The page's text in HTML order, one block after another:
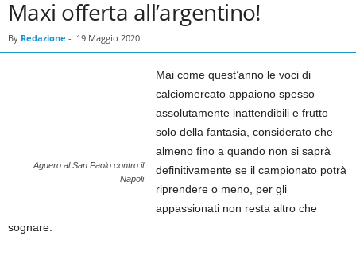
Maxi offerta all’argentino!
By Redazione - 19 Maggio 2020
Aguero al San Paolo contro il
Napoli
Mai come quest’anno le voci di
calciomercato appaiono spesso
assolutamente inattendibili e frutto
solo della fantasia, considerato che
almeno fino a quando non si saprà
definitivamente se il campionato potrà
riprendere o meno, per gli
appassionati non resta altro che
sognare.